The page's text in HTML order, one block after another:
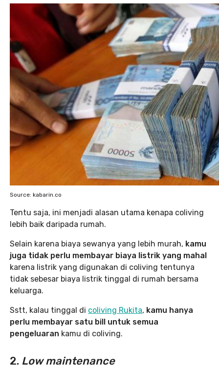
Source: kabarin.co
Tentu saja, ini menjadi alasan utama kenapa coliving
lebih baik daripada rumah.
Selain karena biaya sewanya yang lebih murah, kamu
juga tidak perlu membayar biaya listrik yang mahal
karena listrik yang digunakan di coliving tentunya
tidak sebesar biaya listrik tinggal di rumah bersama
keluarga.
Sstt, kalau tinggal di coliving Rukita, kamu hanya
perlu membayar satu bill untuk semua
pengeluaran kamu di coliving.
2. Low maintenance